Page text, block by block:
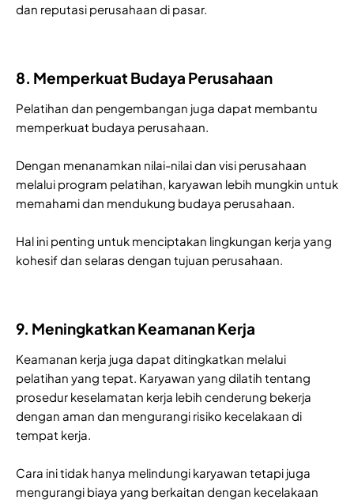
dan reputasi perusahaan di pasar.
8. Memperkuat Budaya Perusahaan
Pelatihan dan pengembangan juga dapat membantu
memperkuat budaya perusahaan.
Dengan menanamkan nilai-nilai dan visi perusahaan
melalui program pelatihan, karyawan lebih mungkin untuk
memahami dan mendukung budaya perusahaan.
Hal ini penting untuk menciptakan lingkungan kerja yang
kohesif dan selaras dengan tujuan perusahaan.
9. Meningkatkan Keamanan Kerja
Keamanan kerja juga dapat ditingkatkan melalui
pelatihan yang tepat. Karyawan yang dilatih tentang
prosedur keselamatan kerja lebih cenderung bekerja
dengan aman dan mengurangi risiko kecelakaan di
tempat kerja.
Cara ini tidak hanya melindungi karyawan tetapi juga
mengurangi biaya yang berkaitan dengan kecelakaan